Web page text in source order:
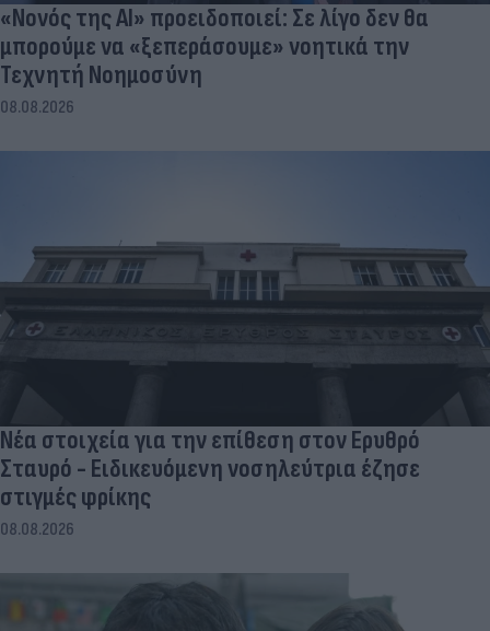
«Νονός της AI» προειδοποιεί: Σε λίγο δεν θα
μπορούμε να «ξεπεράσουμε» νοητικά την
Τεχνητή Νοημοσύνη
08.08.2026
Νέα στοιχεία για την επίθεση στον Ερυθρό
Σταυρό - Ειδικευόμενη νοσηλεύτρια έζησε
στιγμές φρίκης
08.08.2026